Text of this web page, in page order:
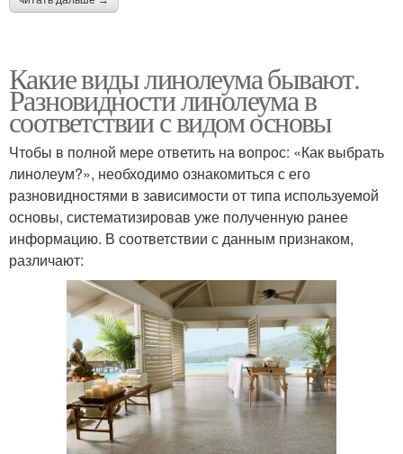
Какие виды линолеума бывают.
Разновидности линолеума в
соответствии с видом основы
Чтобы в полной мере ответить на вопрос: «Как выбрать
линолеум?», необходимо ознакомиться с его
разновидностями в зависимости от типа используемой
основы, систематизировав уже полученную ранее
информацию. В соответствии с данным признаком,
различают: